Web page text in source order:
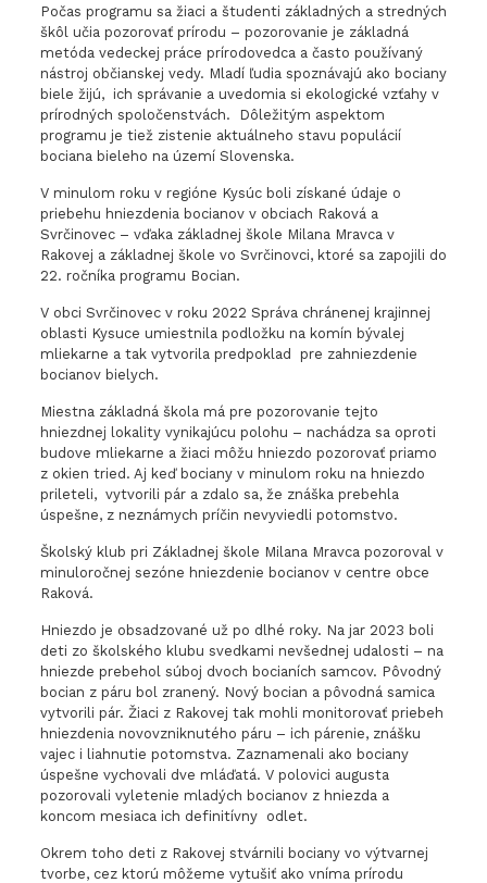
Počas programu sa žiaci a študenti základných a stredných
škôl učia pozorovať prírodu – pozorovanie je základná
metóda vedeckej práce prírodovedca a často používaný
nástroj občianskej vedy. Mladí ľudia spoznávajú ako bociany
biele žijú, ich správanie a uvedomia si ekologické vzťahy v
prírodných spoločenstvách. Dôležitým aspektom
programu je tiež zistenie aktuálneho stavu populácií
bociana bieleho na území Slovenska.
V minulom roku v regióne Kysúc boli získané údaje o
priebehu hniezdenia bocianov v obciach Raková a
Svrčinovec – vďaka základnej škole Milana Mravca v
Rakovej a základnej škole vo Svrčinovci, ktoré sa zapojili do
22. ročníka programu Bocian.
V obci Svrčinovec v roku 2022 Správa chránenej krajinnej
oblasti Kysuce umiestnila podložku na komín bývalej
mliekarne a tak vytvorila predpoklad pre zahniezdenie
bocianov bielych.
Miestna základná škola má pre pozorovanie tejto
hniezdnej lokality vynikajúcu polohu – nachádza sa oproti
budove mliekarne a žiaci môžu hniezdo pozorovať priamo
z okien tried. Aj keď bociany v minulom roku na hniezdo
prileteli, vytvorili pár a zdalo sa, že znáška prebehla
úspešne, z neznámych príčin nevyviedli potomstvo.
Školský klub pri Základnej škole Milana Mravca pozoroval v
minuloročnej sezóne hniezdenie bocianov v centre obce
Raková.
Hniezdo je obsadzované už po dlhé roky. Na jar 2023 boli
deti zo školského klubu svedkami nevšednej udalosti – na
hniezde prebehol súboj dvoch bocianích samcov. Pôvodný
bocian z páru bol zranený. Nový bocian a pôvodná samica
vytvorili pár. Žiaci z Rakovej tak mohli monitorovať priebeh
hniezdenia novovzniknutého páru – ich párenie, znášku
vajec i liahnutie potomstva. Zaznamenali ako bociany
úspešne vychovali dve mláďatá. V polovici augusta
pozorovali vyletenie mladých bocianov z hniezda a
koncom mesiaca ich definitívny odlet.
Okrem toho deti z Rakovej stvárnili bociany vo výtvarnej
tvorbe, cez ktorú môžeme vytušiť ako vníma prírodu